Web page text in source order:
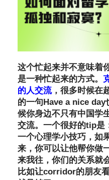
这个忙起来并不意味着
是一种忙起来的方式。
的人交流，很多时候在
的一句Have a nice day
候你身边不只有中国学
交流。一个很好的tip是
一个心理学小技巧，如
来，你可以让他帮你做
来我往，你们的关系就
比如让corridor的朋友